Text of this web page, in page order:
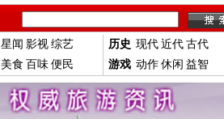
星闻 影视综艺
美食 百味便民
历史 现代近代古代
游戏 动作休闲 益智